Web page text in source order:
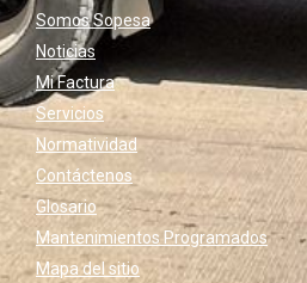
Somos Sopesa
Noticias
Mi Factura
Servicios
Normatividad
Contáctenos
Glosario
Mantenimientos Programados
Mapa del sitio